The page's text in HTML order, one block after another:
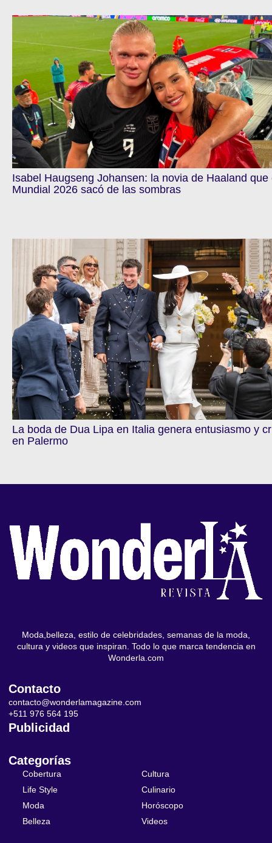
Isabel Haugseng Johansen: la novia de Haaland que
Mundial 2026 sacó de las sombras
La boda de Dua Lipa en Italia genera entusiasmo y
en Palermo
Moda,belleza, estilo de celebridades, semanas de la moda,
cultura y videos que inspiran. Todo lo que marca tendencia en
Wonderla.com
Contacto
contacto@wonderlamagazine.com
+511 976 564 195
Publicidad
Categorías
Cobertura
Life Style
Moda
Belleza
Cultura
Culinario
Horóscopo
Videos